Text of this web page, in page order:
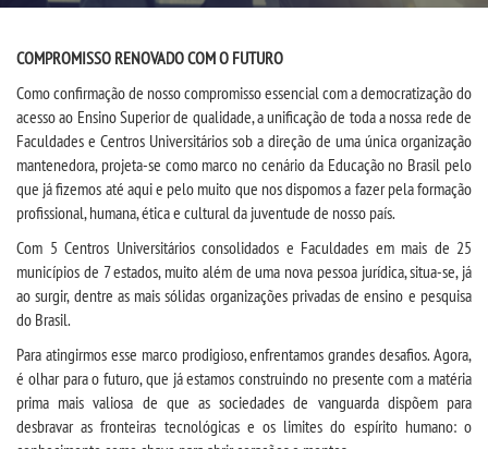
CPA
CPSA
PROUNI
BACHARELADOS
LICENCIATURAS
TECNOLÓGICOS
COMPROMISSO RENOVADO COM O FUTURO
Como confirmação de nosso compromisso essencial com a democratização do
acesso ao Ensino Superior de qualidade, a unificação de toda a nossa rede de
Faculdades e Centros Universitários sob a direção de uma única organização
mantenedora, projeta-se como marco no cenário da Educação no Brasil pelo
que já fizemos até aqui e pelo muito que nos dispomos a fazer pela formação
profissional, humana, ética e cultural da juventude de nosso país.
Com 5 Centros Universitários consolidados e Faculdades em mais de 25
municípios de 7 estados, muito além de uma nova pessoa jurídica, situa-se, já
ao surgir, dentre as mais sólidas organizações privadas de ensino e pesquisa
do Brasil.
Para atingirmos esse marco prodigioso, enfrentamos grandes desafios. Agora,
é olhar para o futuro, que já estamos construindo no presente com a matéria
prima mais valiosa de que as sociedades de vanguarda dispõem para
desbravar as fronteiras tecnológicas e os limites do espírito humano: o